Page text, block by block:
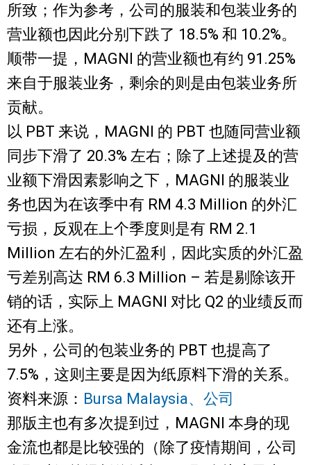
所致；作为参考，公司的服装和包装业务的
营业额也因此分别下跌了 18.5% 和 10.2%。
顺带一提，MAGNI 的营业额也有约 91.25%
来自于服装业务，剩余的则是由包装业务所
贡献。
以 PBT 来说，MAGNI 的 PBT 也随同营业额
同步下滑了 20.3% 左右；除了上述提及的营
业额下滑因素影响之下，MAGNI 的服装业
务也因为在该季中有 RM 4.3 Million 的外汇
亏损，反观在上个季度则是有 RM 2.1
Million 左右的外汇盈利，因此实质的外汇盈
亏差别高达 RM 6.3 Million – 若是剔除该开
销的话，实际上 MAGNI 对比 Q2 的业绩反而
还有上涨。
另外，公司的包装业务的 PBT 也提高了
7.5%，这则主要是因为纸原料下滑的关系。
资料来源： Bursa Malaysia、公司
那版主也有多次提到过，MAGNI 本身的现
金流也都是比较强的（除了疫情期间，公司